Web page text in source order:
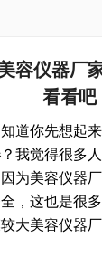
容仪器厂
看看吧
道你先想起
？我觉得很多
为美容仪器
，这也是很
大美容仪器